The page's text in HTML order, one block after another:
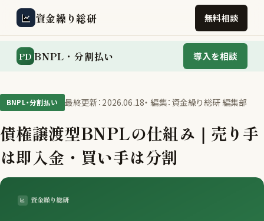
資金繰り総研 無料相談
PD BNPL・分割払い 導入を相談
BNPL・分割払い 最終更新：2026.06.18・ 編集：資金繰り総研 編集部
債権譲渡型BNPLの仕組み｜売り手
は即入金・買い手は分割